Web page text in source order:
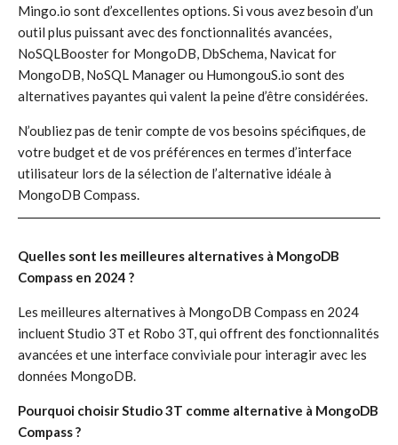
Mingo.io sont d’excellentes options. Si vous avez besoin d’un
outil plus puissant avec des fonctionnalités avancées,
NoSQLBooster for MongoDB, DbSchema, Navicat for
MongoDB, NoSQL Manager ou HumongouS.io sont des
alternatives payantes qui valent la peine d’être considérées.
N’oubliez pas de tenir compte de vos besoins spécifiques, de
votre budget et de vos préférences en termes d’interface
utilisateur lors de la sélection de l’alternative idéale à
MongoDB Compass.
Quelles sont les meilleures alternatives à MongoDB
Compass en 2024 ?
Les meilleures alternatives à MongoDB Compass en 2024
incluent Studio 3T et Robo 3T, qui offrent des fonctionnalités
avancées et une interface conviviale pour interagir avec les
données MongoDB.
Pourquoi choisir Studio 3T comme alternative à MongoDB
Compass ?